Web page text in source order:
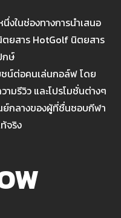
งในช่องทางการนำเสนอ
ตยสาร HotGolf นิตยสาร
กษ์
ชน์ต่อคนเล่นกอล์ฟ โดย
มรีวิว และโปรโมชั่นต่างๆ
ย์กลางของผู้ที่ชื่นชอบกีฬา
จริง